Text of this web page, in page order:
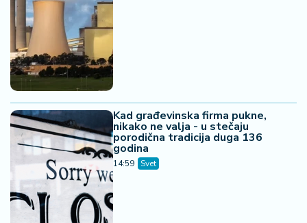
Kad građevinska firma pukne,
nikako ne valja - u stečaju
porodična tradicija duga 136
godina
14:59 Svet